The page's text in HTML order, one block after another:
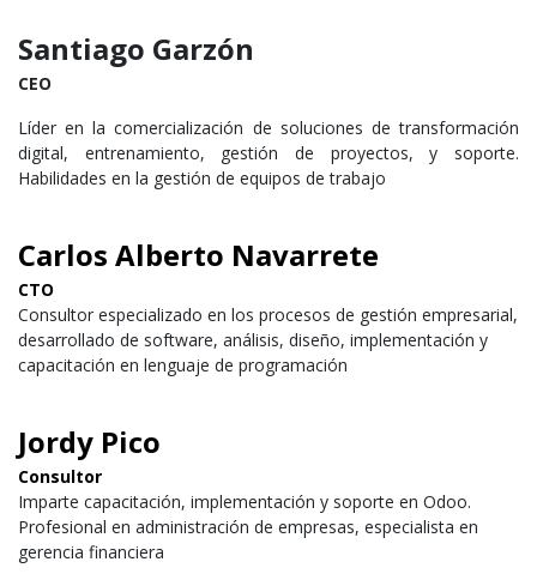
Santiago Garzón
CEO
Líder en la comercialización de soluciones de transformación
digital, entrenamiento, gestión de proyectos, y soporte.
Habilidades en la gestión de equipos de trabajo
Carlos Alberto Navarrete
CTO
Consultor especializado en los procesos de gestión empresarial,
desarrollado de software, análisis, diseño, implementación y
capacitación en lenguaje de programación
Jordy Pico
Consultor
Imparte capacitación, implementación y soporte en Odoo.
Profesional en administración de empresas, especialista en
gerencia financiera